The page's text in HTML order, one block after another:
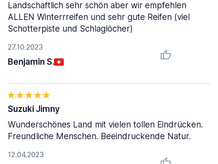
27.10.2023
Benjamin S.
Landschaftlich sehr schön aber wir empfehlen
ALLEN Winterrreifen und sehr gute Reifen (viel
Schotterpiste und Schlaglöcher)
12.04.2023
Suzuki Jimny
Wunderschönes Land mit vielen tollen Eindrücken.
Freundliche Menschen. Beeindruckende Natur.